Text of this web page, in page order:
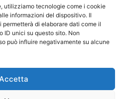
utilizziamo tecnologie come i cookie
informazioni del dispositivo. Il
di elaborare dati come il
ID unici su questo sito. Non
può influire negativamente su alcune
Accetta
0341 451 348
APERTURA
15:00 - 19:00
8:30 - 12:00